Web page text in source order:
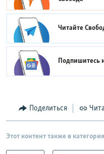
Читайте
Подпишитесь
Поделиться
Этот контент также в